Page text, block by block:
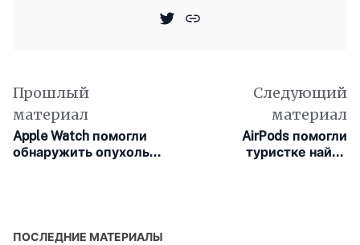
Прошлый
материал
Apple Watch помогли
обнаружить опухоль
Следующий
материал
AirPods помогли
туристке найти
ПОСЛЕДНИЕ МАТЕРИАЛЫ